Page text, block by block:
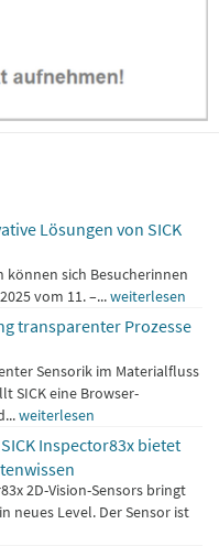
Lösungen von SICK
können sich Besucherinnen
vom 11. –...weiterlesen
transparenter Prozesse
Sensorik im Materialfluss
SICK eine Browser-
weiterlesen
Inspector83x bietet
2D-Vision-Sensors bringt
neues Level. Der Sensor ist